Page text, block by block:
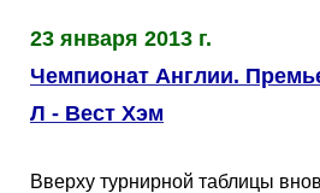
23 января 2013 г.
Чемпионат Англии.
Л - Вест Хэм
Вверху турнирной таблицы